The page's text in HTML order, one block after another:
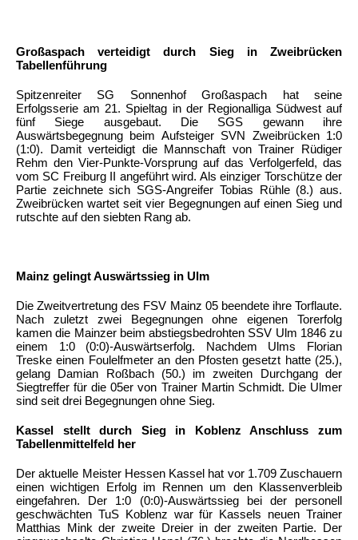
Großaspach verteidigt durch Sieg in Zweibrücken
Tabellenführung
Spitzenreiter SG Sonnenhof Großaspach hat seine
Erfolgsserie am 21. Spieltag in der Regionalliga Südwest auf
fünf Siege ausgebaut. Die SGS gewann ihre
Auswärtsbegegnung beim Aufsteiger SVN Zweibrücken 1:0
(1:0). Damit verteidigt die Mannschaft von Trainer Rüdiger
Rehm den Vier-Punkte-Vorsprung auf das Verfolgerfeld, das
vom SC Freiburg II angeführt wird. Als einziger Torschütze der
Partie zeichnete sich SGS-Angreifer Tobias Rühle (8.) aus.
Zweibrücken wartet seit vier Begegnungen auf einen Sieg und
rutschte auf den siebten Rang ab.
Mainz gelingt Auswärtssieg in Ulm
Die Zweitvertretung des FSV Mainz 05 beendete ihre Torflaute.
Nach zuletzt zwei Begegnungen ohne eigenen Torerfolg
kamen die Mainzer beim abstiegsbedrohten SSV Ulm 1846 zu
einem 1:0 (0:0)-Auswärtserfolg. Nachdem Ulms Florian
Treske einen Foulelfmeter an den Pfosten gesetzt hatte (25.),
gelang Damian Roßbach (50.) im zweiten Durchgang der
Siegtreffer für die 05er von Trainer Martin Schmidt. Die Ulmer
sind seit drei Begegnungen ohne Sieg.
Kassel stellt durch Sieg in Koblenz Anschluss zum
Tabellenmittelfeld her
Der aktuelle Meister Hessen Kassel hat vor 1.709 Zuschauern
einen wichtigen Erfolg im Rennen um den Klassenverbleib
eingefahren. Der 1:0 (0:0)-Auswärtssieg bei der personell
geschwächten TuS Koblenz war für Kassels neuen Trainer
Matthias Mink der zweite Dreier in der zweiten Partie. Der